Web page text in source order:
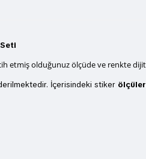
etmiş olduğunuz ölçüde ve renkte
İçerisindeki stiker